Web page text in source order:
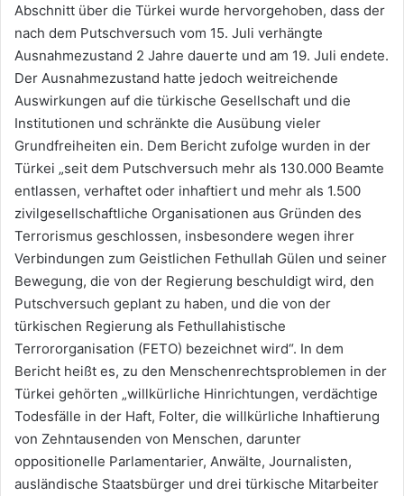
Abschnitt über die Türkei wurde hervorgehoben, dass der
nach dem Putschversuch vom 15. Juli verhängte
Ausnahmezustand 2 Jahre dauerte und am 19. Juli endete.
Der Ausnahmezustand hatte jedoch weitreichende
Auswirkungen auf die türkische Gesellschaft und die
Institutionen und schränkte die Ausübung vieler
Grundfreiheiten ein. Dem Bericht zufolge wurden in der
Türkei „seit dem Putschversuch mehr als 130.000 Beamte
entlassen, verhaftet oder inhaftiert und mehr als 1.500
zivilgesellschaftliche Organisationen aus Gründen des
Terrorismus geschlossen, insbesondere wegen ihrer
Verbindungen zum Geistlichen Fethullah Gülen und seiner
Bewegung, die von der Regierung beschuldigt wird, den
Putschversuch geplant zu haben, und die von der
türkischen Regierung als Fethullahistische
Terrororganisation (FETO) bezeichnet wird“. In dem
Bericht heißt es, zu den Menschenrechtsproblemen in der
Türkei gehörten „willkürliche Hinrichtungen, verdächtige
Todesfälle in der Haft, Folter, die willkürliche Inhaftierung
von Zehntausenden von Menschen, darunter
oppositionelle Parlamentarier, Anwälte, Journalisten,
ausländische Staatsbürger und drei türkische Mitarbeiter